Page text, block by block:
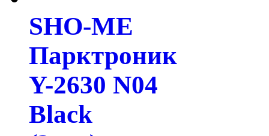
SHO-ME
Парктроник
Y-2630 N04
Black